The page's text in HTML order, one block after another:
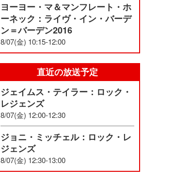
ヨーヨー・マ＆マンフレート・ホ
ーネック：ライヴ・イン・バーデ
ン＝バーデン2016
8/07(金) 10:15-12:00
直近の放送予定
ジェイムス・テイラー：ロック・
レジェンズ
8/07(金) 12:00-12:30
ジョニ・ミッチェル：ロック・レ
ジェンズ
8/07(金) 12:30-13:00